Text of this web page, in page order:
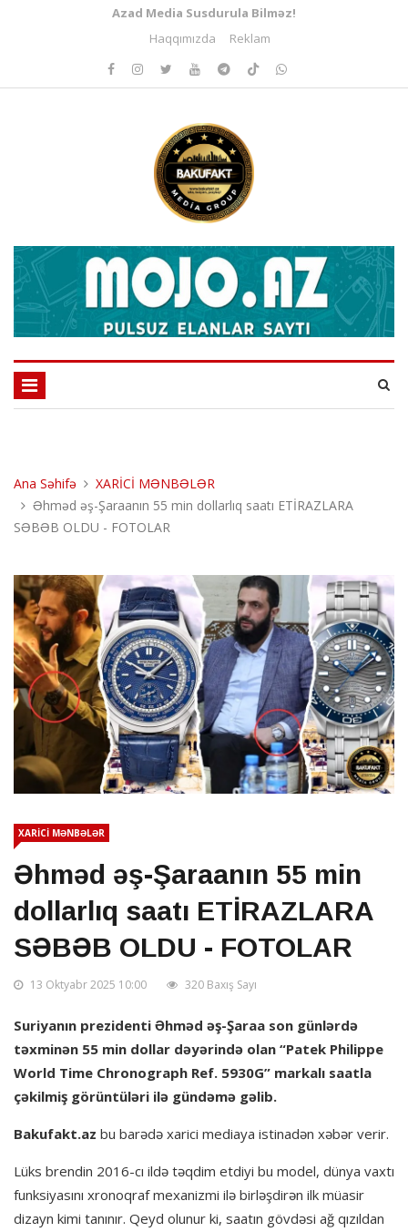
Azad Media Susdurula Bilməz!
Haqqımızda
Reklam
Ana Səhifə
XARİCİ MƏNBƏLƏR
Əhməd əş-Şaraanın 55 min dollarlıq saatı ETİRAZLARA
SƏBƏB OLDU - FOTOLAR
XARİCİ MƏNBƏLƏR
Əhməd əş-Şaraanın 55 min
dollarlıq saatı ETİRAZLARA
SƏBƏB OLDU - FOTOLAR
13 Oktyabr 2025 10:00 320 Baxış Sayı
Suriyanın prezidenti Əhməd əş-Şaraa son günlərdə
təxminən 55 min dollar dəyərində olan “Patek Philippe
World Time Chronograph Ref. 5930G” markalı saatla
çəkilmiş görüntüləri ilə gündəmə gəlib.
Bakufakt.az bu barədə xarici mediaya istinadən xəbər verir.
Lüks brendin 2016-cı ildə təqdim etdiyi bu model, dünya vaxtı
funksiyasını xronoqraf mexanizmi ilə birləşdirən ilk müasir
dizayn kimi tanınır. Qeyd olunur ki, saatın gövdəsi ağ qızıldan